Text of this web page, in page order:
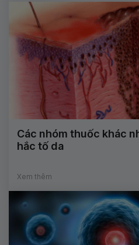
Các nhóm thuốc khác
hắc tố da
Xem thêm